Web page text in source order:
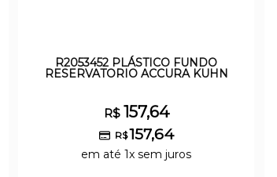
R2053452 PLÁSTICO FUNDO
RESERVATORIO ACCURA KUHN
R$ 157,64
R$157,64
em até 1x sem juros